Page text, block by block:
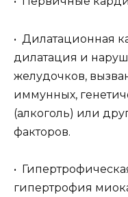
• Дилатационная
дилатация и
желудочков,
иммунных,
(алкоголь) или
факторов.
•
гипертрофия